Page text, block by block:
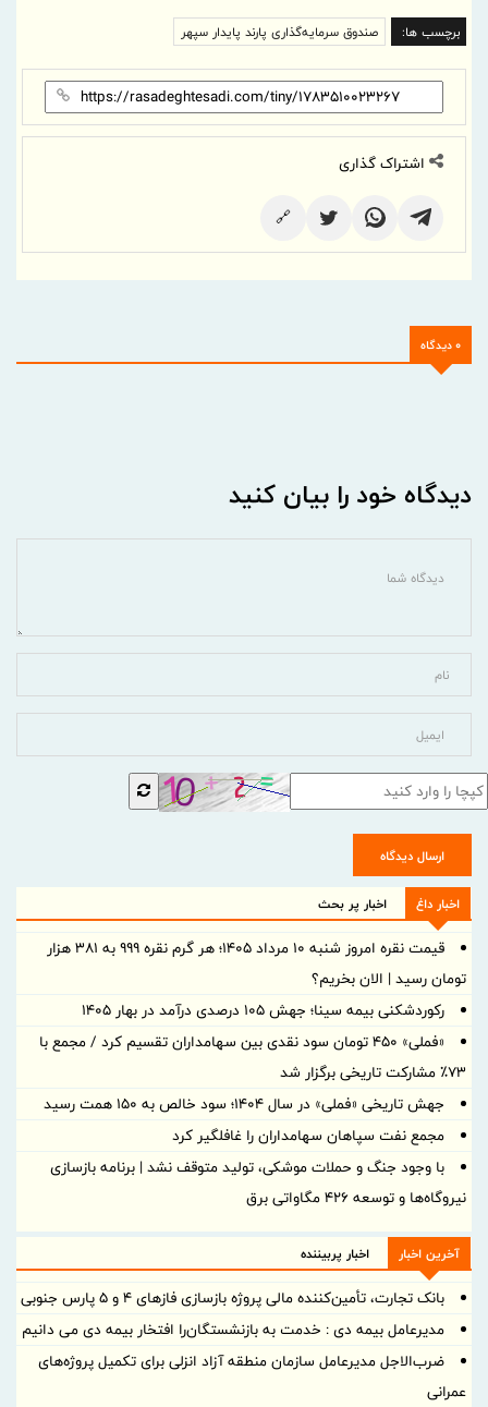
برچسب ها: صندوق سرمایه‌گذاری پارند پایدار سپهر
اشتراک گذاری
🔗
0 دیدگاه
دیدگاه خود را بیان کنید
ارسال دیدگاه
اخبار داغ اخبار پر بحث
قیمت نقره امروز شنبه ۱۰ مرداد ۱۴۰۵؛ هر گرم نقره ۹۹۹ به ۳۸۱ هزار
تومان رسید | الان بخریم؟
رکوردشکنی بیمه سینا؛ جهش 105 درصدی درآمد در بهار 1405
«فملی» ۴۵۰ تومان سود نقدی بین سهامداران تقسیم کرد / مجمع با
۷۳٪ مشارکت تاریخی برگزار شد
جهش تاریخی «فملی» در سال ۱۴۰۴؛ سود خالص به ۱۵۰ همت رسید
مجمع نفت سپاهان سهامداران را غافلگیر کرد
با وجود جنگ و حملات موشکی، تولید متوقف نشد | برنامه بازسازی
نیروگاه‌ها و توسعه ۴۲۶ مگاواتی برق
آخرین اخبار اخبار پربیننده
بانک تجارت، تأمین‌کننده مالی پروژه بازسازی فازهای ۴ و ۵ پارس جنوبی
مدیرعامل بیمه دی : خدمت به بازنشستگان‌را افتخار بیمه دی می دانیم
ضرب‌الاجل مدیرعامل سازمان منطقه آزاد انزلی برای تكمیل پروژه‌های
عمرانی